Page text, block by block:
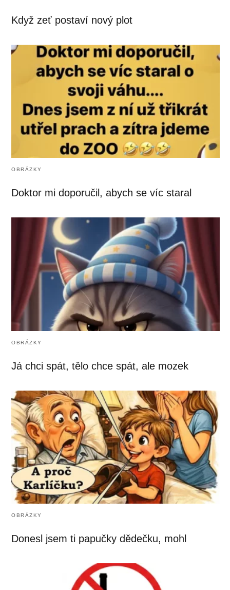
Když zeť postaví nový plot
OBRÁZKY
Doktor mi doporučil, abych se víc staral
OBRÁZKY
Já chci spát, tělo chce spát, ale mozek
OBRÁZKY
Donesl jsem ti papučky dědečku, mohl